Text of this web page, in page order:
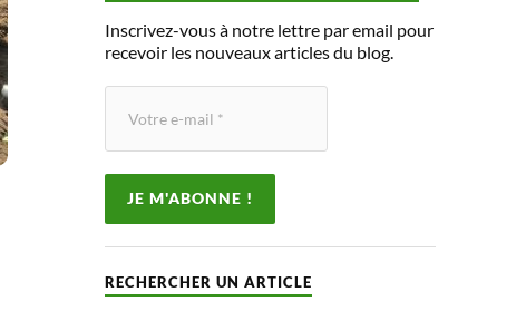
Inscrivez-vous à notre lettre par email pour
recevoir les nouveaux articles du blog.
RECHERCHER UN ARTICLE